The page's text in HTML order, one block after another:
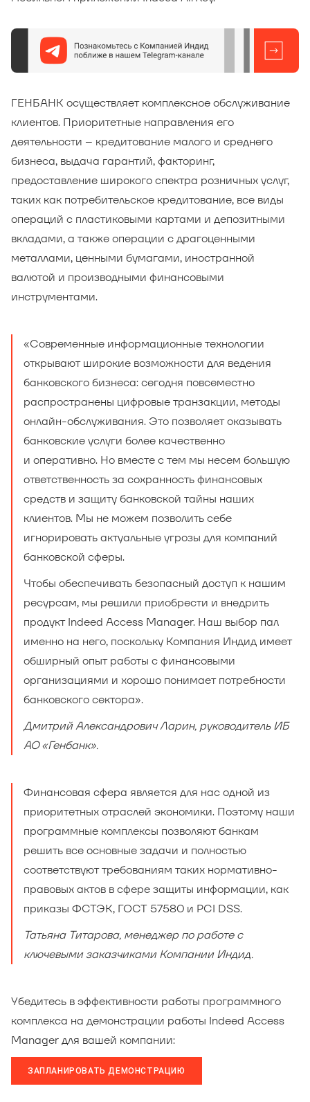
ГЕНБАНК осуществляет комплексное обслуживание
клиентов. Приоритетные направления его
деятельности – кредитование малого и среднего
бизнеса, выдача гарантий, факторинг,
предоставление широкого спектра розничных услуг,
таких как потребительское кредитование, все виды
операций с пластиковыми картами и депозитными
вкладами, а также операции с драгоценными
металлами, ценными бумагами, иностранной
валютой и производными финансовыми
инструментами.
«Современные информационные технологии
открывают широкие возможности для ведения
банковского бизнеса: сегодня повсеместно
распространены цифровые транзакции, методы
онлайн-обслуживания. Это позволяет оказывать
банковские услуги более качественно
и оперативно. Но вместе с тем мы несем большую
ответственность за сохранность финансовых
средств и защиту банковской тайны наших
клиентов. Мы не можем позволить себе
игнорировать актуальные угрозы для компаний
банковской сферы.
Чтобы обеспечивать безопасный доступ к нашим
ресурсам, мы решили приобрести и внедрить
продукт Indeed Access Manager. Наш выбор пал
именно на него, поскольку Компания Индид имеет
обширный опыт работы с финансовыми
организациями и хорошо понимает потребности
банковского сектора».
Дмитрий Александрович Ларин, руководитель ИБ
АО «Генбанк».
Финансовая сфера является для нас одной из
приоритетных отраслей экономики. Поэтому наши
программные комплексы позволяют банкам
решить все основные задачи и полностью
соответствуют требованиям таких нормативно-
правовых актов в сфере защиты информации, как
приказы ФСТЭК, ГОСТ 57580 и PCI DSS.
Татьяна Титарова, менеджер по работе с
ключевыми заказчиками Компании Индид.
Убедитесь в эффективности работы программного
комплекса на демонстрации работы Indeed Access
Manager для вашей компании:
ЗАПЛАНИРОВАТЬ ДЕМОНСТРАЦИЮ